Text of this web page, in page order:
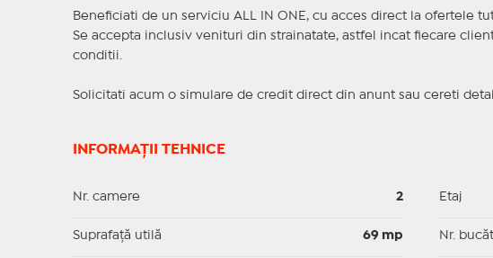
Beneficiati de un serviciu ALL IN ONE, cu acces direct la ofertele
Se accepta inclusiv venituri din strainatate, astfel incat fiecare
conditii.
Solicitati acum o simulare de credit direct din anunt sau cereti
INFORMAȚII TEHNICE
Nr. camere 2
Suprafaţă utilă 69 mp
Etaj
Nr.